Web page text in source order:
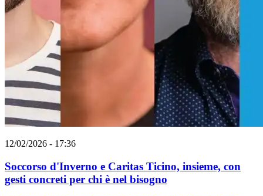
12/02/2026 - 17:36
Soccorso d'Inverno e Caritas Ticino, insieme, con
gesti concreti per chi è nel bisogno